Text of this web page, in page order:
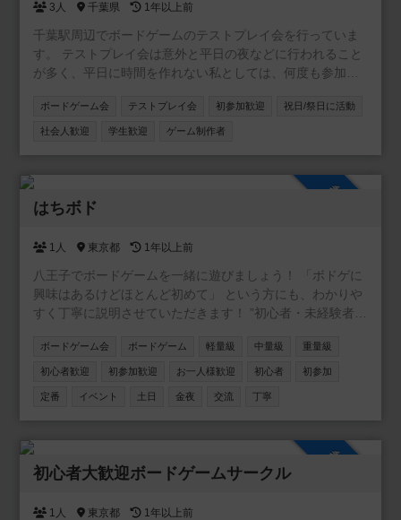
3人 千葉県 1年以上前
千葉駅周辺でボードゲームのテストプレイ会を行っていま
す。 テストプレイ会は意外と平日の夜などに行われること
が多く、平日に時間を作れない私としては、何度も参加を
は、私以外にも休日しか時間が取れない人がいるのではと
思ったからです。 私は普段、仲の良い友達だけとボードゲ
会の常識などは正直分からない所がありますが、ご容赦く
ださい。 平日は時間が作れない方や、休日を有効に活用し
よろしくお願いします。
ボードゲーム会 テストプレイ会 初参加歓迎 祝日/祭日に活動
社会人歓迎 学生歓迎 ゲーム制作者
はちボド
1人 東京都 1年以上前
八王子でボードゲームを一緒に遊びましょう！ 「ボドゲに
興味はあるけどほとんど初めて」 という方にも、わかりや
すく丁寧に説明させていただきます！ ”初心者・未経験者で
ので、お気軽にお問い合わせください🎵 「オフ会に参加す
るのは初めて」 「ボードゲームはほとんど遊んだことが無
ボードゲーム会 ボードゲーム 軽量級 中量級 重量級
初心者歓迎 初参加歓迎 お一人様歓迎 初心者 初参加
定番 イベント 土日 金夜 交流 丁寧
初心者大歓迎ボードゲームサークル
1人 東京都 1年以上前